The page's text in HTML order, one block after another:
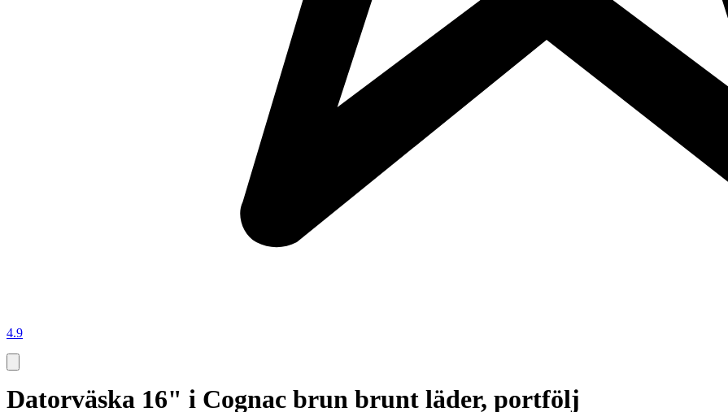
4.9
Datorväska 16" i Cognac brun brunt läder, portfölj